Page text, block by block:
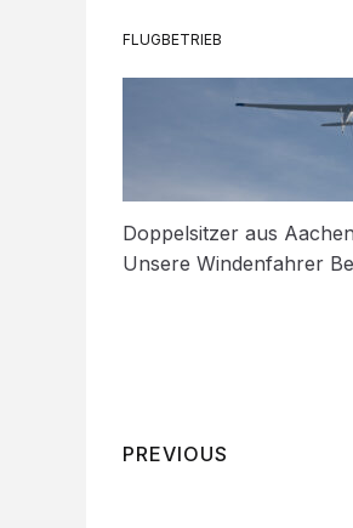
FLUGBETRIEB
Doppelsitzer aus
Unsere Windenfahrer
PREVIOUS